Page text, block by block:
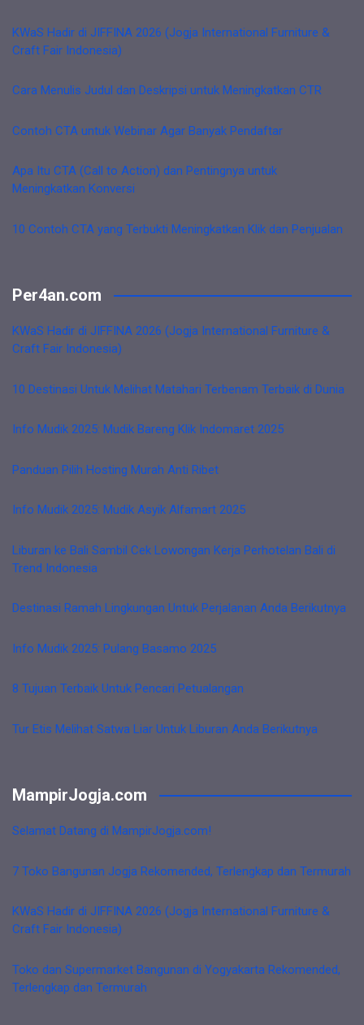
KWaS Hadir di JIFFINA 2026 (Jogja International Furniture &
Craft Fair Indonesia)
Cara Menulis Judul dan Deskripsi untuk Meningkatkan CTR
Contoh CTA untuk Webinar Agar Banyak Pendaftar
Apa Itu CTA (Call to Action) dan Pentingnya untuk
Meningkatkan Konversi
10 Contoh CTA yang Terbukti Meningkatkan Klik dan Penjualan
Per4an.com
KWaS Hadir di JIFFINA 2026 (Jogja International Furniture &
Craft Fair Indonesia)
10 Destinasi Untuk Melihat Matahari Terbenam Terbaik di Dunia
Info Mudik 2025: Mudik Bareng Klik Indomaret 2025
Panduan Pilih Hosting Murah Anti Ribet
Info Mudik 2025: Mudik Asyik Alfamart 2025
Liburan ke Bali Sambil Cek Lowongan Kerja Perhotelan Bali di
Trend Indonesia
Destinasi Ramah Lingkungan Untuk Perjalanan Anda Berikutnya
Info Mudik 2025: Pulang Basamo 2025
8 Tujuan Terbaik Untuk Pencari Petualangan
Tur Etis Melihat Satwa Liar Untuk Liburan Anda Berikutnya
MampirJogja.com
Selamat Datang di MampirJogja.com!
7 Toko Bangunan Jogja Rekomended, Terlengkap dan Termurah
KWaS Hadir di JIFFINA 2026 (Jogja International Furniture &
Craft Fair Indonesia)
Toko dan Supermarket Bangunan di Yogyakarta Rekomended,
Terlengkap dan Termurah